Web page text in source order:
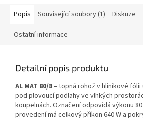
Popis Související soubory (1) Diskuze
Ostatní informace
Detailní popis produktu
AL MAT 80/8– topná rohož v hliníkové
pod plovoucí podlahy ve vlhkých
koupelnách. Označení odpovídá výkonu
provedení má celkový příkon 640 W a